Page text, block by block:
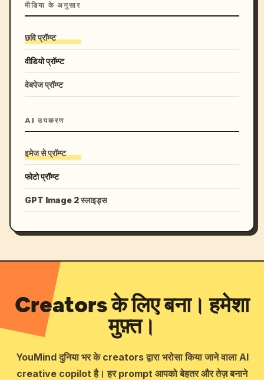
मीडिया के अनुसार
छवि प्रॉम्प्ट
वीडियो प्रॉम्प्ट
वेबपेज प्रॉम्प्ट
AI उपकरण
इमेज से प्रॉम्प्ट
फोटो प्रॉम्प्ट
GPT Image 2 स्लाइड्स
Creators के लिए बना। हमेशा
मुफ़्त।
YouMind दुनिया भर के creators द्वारा भरोसा किया जाने वाला AI
creative copilot है। हर prompt आपको बेहतर और तेज़ बनाने